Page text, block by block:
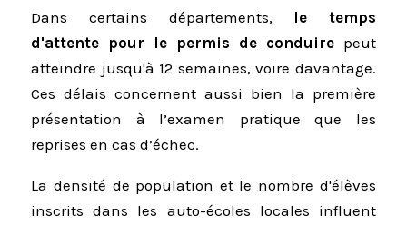
Dans certains départements, le temps
d'attente pour le permis de conduirepeut
atteindre jusqu'à 12 semaines, voire davantage.
Ces délais concernent aussi bien la première
présentation à l’examen pratique que les
reprises en cas d’échec.
La densité de population et le nombre d'élèves
inscrits dans les auto-écoles locales influent